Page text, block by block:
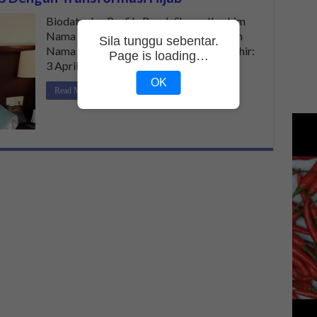
Biodata dan Profile Penuh Sherry Ibrahim
Nama Penuh: Syarizad Binti Haji Ibrahim
Nama Popular: Sherry Ibrahim Tarikh Lahir:
3 April …
Read More »
Sila tunggu sebentar.
Page is loading…
OK